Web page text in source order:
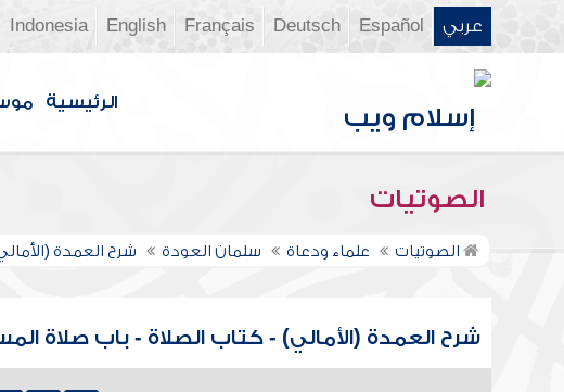
عربي Español
Deutsch
Français
English
Indonesia
الرئيسية
الصوتيات
الصوتيات علماء ودعاة سلمان العودة شرح العمدة
شرح العمدة (الأمالي) - كتاب الصلاة - باب صلاة